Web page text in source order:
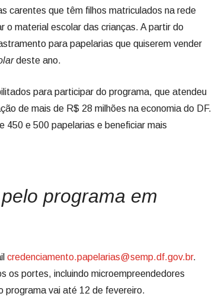
carentes que têm filhos matriculados na rede
o material escolar das crianças. A partir do
para papelarias que quiserem vender
deste ano.
para participar do programa, que atendeu
de mais de R$ 28 milhões na economia do DF.
450 e 500 papelarias e beneficiar mais
programa em
credenciamento.papelarias@semp.df.gov.br.
os portes, incluindo microempreendedores
programa vai até 12 de fevereiro.